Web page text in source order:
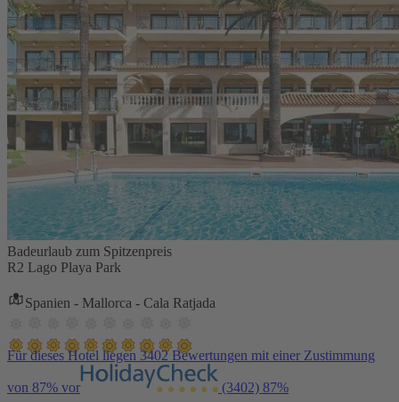
Badeurlaub zum Spitzenpreis
R2 Lago Playa Park
Spanien - Mallorca - Cala Ratjada
Für dieses Hotel liegen 3402 Bewertungen mit einer Zustimmung
von 87% vor (3402) 87%